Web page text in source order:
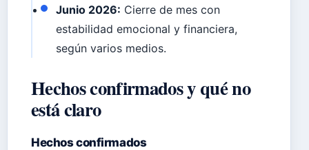
Junio 2026: Cierre de mes con
estabilidad emocional y financiera,
según varios medios.
Hechos confirmados y qué no
está claro
Hechos confirmados